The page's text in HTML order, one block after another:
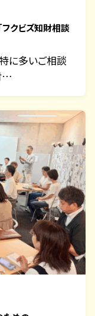
フクビズ知財相談
に多いご相談
…